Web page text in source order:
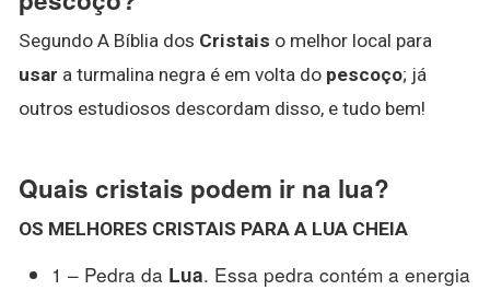
Segundo A Bíblia dos Cristais o melhor local para
usar a turmalina negra é em volta do pescoço; já
outros estudiosos descordam disso, e tudo bem!
Quais cristais podem ir na lua?
OS MELHORES CRISTAIS PARA A LUA CHEIA
1 – Pedra da Lua. Essa pedra contém a energia